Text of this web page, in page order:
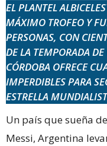
EL PLANTEL
MÁXIMO TROFEO Y
PERSONAS, CON
DE LA TEMPORADA
CÓRDOBA OFRECE
IMPERDIBLES PARA
ESTRELLA
Un país que sueña
Messi, Argentina